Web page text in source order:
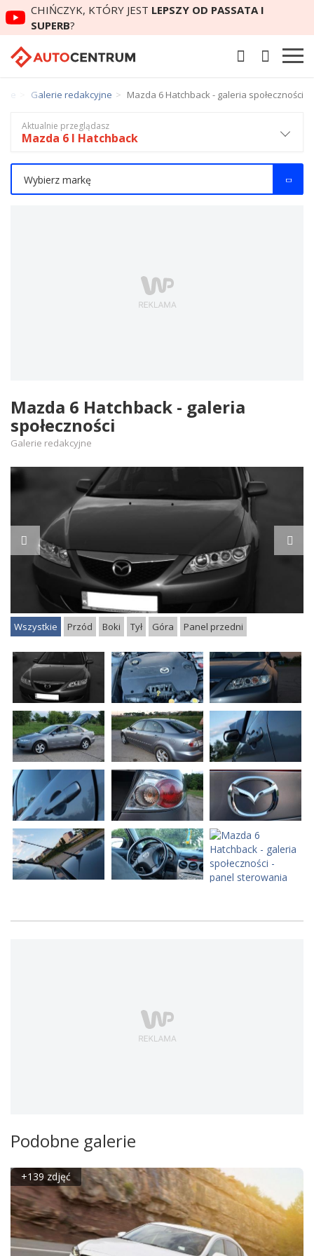
CHIŃCZYK, KTÓRY JEST LEPSZY OD PASSATA I
SUPERB?
Galerie redakcyjne Mazda 6 Hatchback - galeria społeczności
Mazda 6 Hatchback - galeria
społeczności
Galerie redakcyjne
Wszystkie Przód Boki Tył Góra Panel przedni
Podobne galerie
+139 zdjęć
Aktualnie przeglądasz
Mazda 6 I Hatchback
Wybierz markę